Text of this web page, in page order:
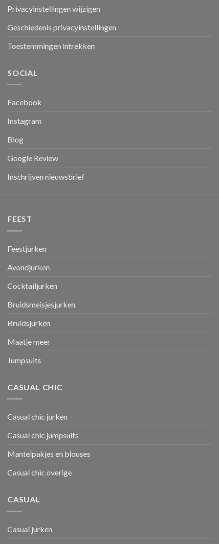
Privacyinstellingen wijzigen
Geschiedenis privacyinstellingen
Toestemmingen intrekken
SOCIAL
Facebook
Instagram
Blog
Google Review
Inschrijven nieuwsbrief
FEEST
Feestjurken
Avondjurken
Cocktailjurken
Bruidsmeisjesjurken
Bruidsjurken
Maatje meer
Jumpsuits
CASUAL CHIC
Casual chic jurken
Casual chic jumpsuits
Mantelpakjes en blouses
Casual chic overige
CASUAL
Casual jurken